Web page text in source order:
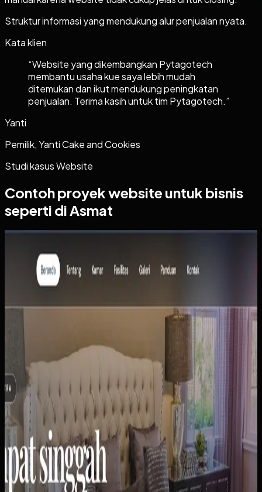
Struktur informasi yang mendukung alur penjualan nyata.
Kata klien
“Website yang dikembangkan Pytagotech
membantu usaha kue saya lebih mudah
ditemukan dan ikut mendukung peningkatan
penjualan. Terima kasih untuk tim Pytagotech.”
Yanti
Pemilik, Yanti Cake and Cookies
Studi kasusWebsite
Contoh proyekwebsite untuk bisnis
seperti di Asmat
Wisma Asri Putra
Wisma Asri Putra
Sebelumnya
Klien memiliki penginapan losmen yang dikelola secara
manual. Tamu harus datang langsung atau telepon untuk
tanya kamar. Informasi kamar, harga, dan fasilitas tersebar
di berbagai platform chat.
Yang kami bangun
Kami membuat website profil bisnis yang menampilkan
semua tipe kamar (Standar, Superior, Double), harga per
malam, kapasitas tamu, dan fasilitas lengkap. Dilengkapi
galeri foto untuk setiap tipe kamar dan tombol WhatsApp
untuk pemesanan cepat.
Baca studi kasus lengkap